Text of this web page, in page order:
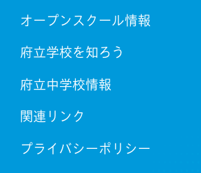
オープンスクール情報
府立学校を知ろう
府立中学校情報
関連リンク
プライバシーポリシー